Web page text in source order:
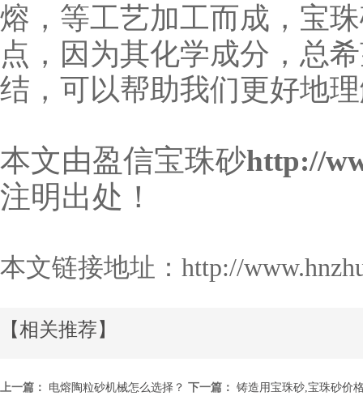
熔，等工艺加工而成，宝
点，因为其化学成分，总
结，可以帮助我们更好地
本文由盈信宝珠砂http://
注明出处！
本文链接地址： http://
【相关推荐】
上一篇： 电熔陶粒砂机械怎么选择？ 下一篇： 铸造用宝珠砂,宝珠砂价